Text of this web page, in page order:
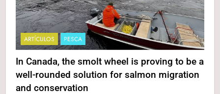
ARTÍCULOS PESCA
In Canada, the smolt wheel is proving to be a
well-rounded solution for salmon migration
and conservation